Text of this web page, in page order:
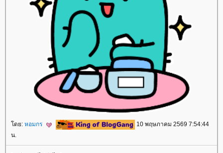
ดย: หอมกร
10 พฤษภาคม 2569 7:54:44
น.